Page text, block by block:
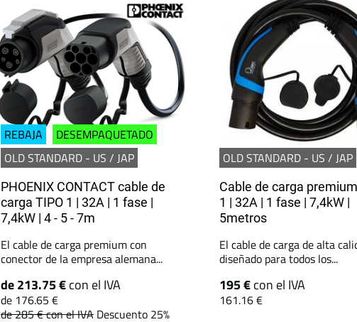
REBAJA
DESEMPAQUETADO
OLD STANDARD - US / JAP
PHOENIX CONTACT cable de
carga TIPO 1 | 32A | 1 fase |
7,4kW | 4 - 5 - 7m
El cable de carga premium con
conector de la empresa alemana...
de 213.75 €con el IVA
de 176.65 €
de 285 €con el IVA Descuento 25%
OLD STANDARD - US / JAP
Cable de carga
1 | 32A | 1 fase | 7,4kW |
5metros
El cable de carga de alta
diseñado para todos los...
195 €con el IVA
161.16 €